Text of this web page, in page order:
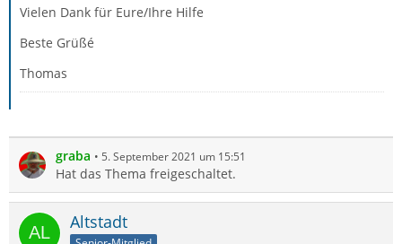
Vielen Dank für Eure/Ihre Hilfe
Beste Grüßé
Thomas
graba 5. September 2021 um 15:51
Hat das Thema freigeschaltet.
Altstadt